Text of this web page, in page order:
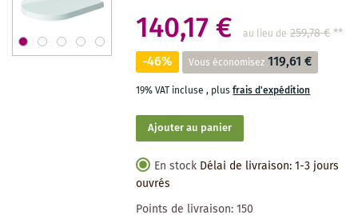
140,17 € au lieu de 259,78 €**
-46% Vous économisez 119,61 €
19% VAT incluse, plusfrais d'expédition
Ajouter au panier
En stock Délai de livraison: 1-3 jours
ouvrés
Points de livraison:150